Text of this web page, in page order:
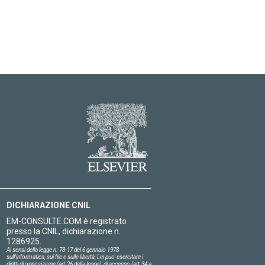
DICHIARAZIONE CNIL
EM-CONSULTE.COM è registrato
presso la CNIL, dichiarazione n.
1286925.
Ai sensi della legge n. 78-17 del 6 gennaio 1978
sull'informatica, sui file e sulle libertà, Lei puo' esercitare i